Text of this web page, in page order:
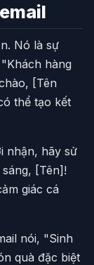
Nó là sự
hàng
[Tên
thể tạo kết
nhận, hãy sử
[Tên]!
giác cá
nói, "Sinh
quà đặc biệt